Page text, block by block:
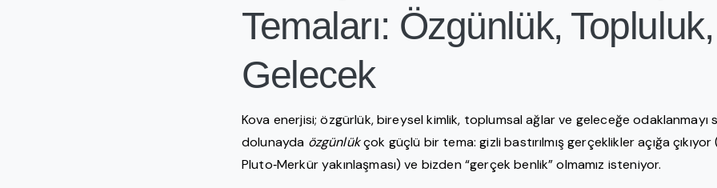
Temaları: Özgünlük, Topluluk,
Gelecek
Kova enerjisi; özgürlük, bireysel kimlik, toplumsal ağlar ve geleceğe odaklanmayı
dolunayda özgünlükçok güçlü bir tema: gizli bastırılmış gerçeklikler açığa
Pluto‑Merkür yakınlaşması) ve bizden “gerçek benlik” olmamız isteniyor.